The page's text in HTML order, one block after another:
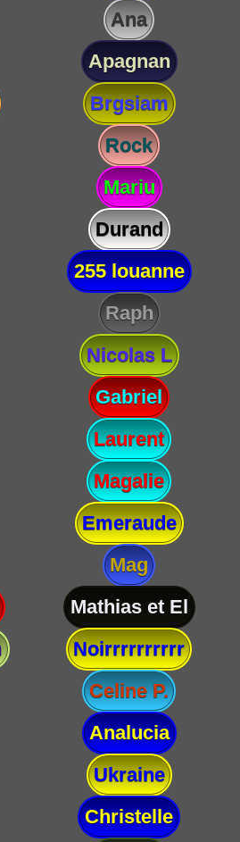
Ana
Apagnan
Brgsiam
Rock
Mariu
Durand
255 louanne
Raph
Nicolas L
Gabriel
Laurent
Magalie
Emeraude
Mag
Mathias et El
Noirrrrrrrrrr
Celine P.
Analucia
Ukraine
Christelle